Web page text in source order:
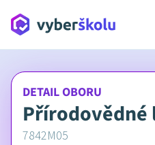
DETAIL OBORU
Přírodovědné
7842M05